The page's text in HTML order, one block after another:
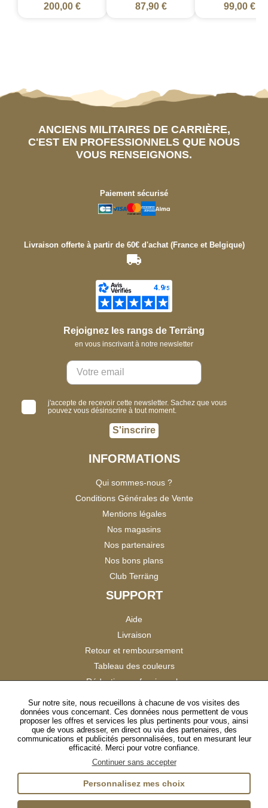
200,00 € 87,90 € 99,00 €
ANCIENS MILITAIRES DE CARRIÈRE,
C'EST EN PROFESSIONNELS QUE NOUS
VOUS RENSEIGNONS.
Paiement sécurisé
Livraison offerte à partir de 60€ d'achat (France et Belgique)
Rejoignez les rangs de Terräng
en vous inscrivant à notre newsletter
j'accepte de recevoir cette newsletter. Sachez que vous
pouvez vous désinscrire à tout moment.
S'inscrire
INFORMATIONS
Qui sommes-nous ?
Conditions Générales de Vente
Mentions légales
Nos magasins
Nos partenaires
Nos bons plans
Club Terräng
SUPPORT
Aide
Livraison
Retour et remboursement
Tableau des couleurs
Réduction professionnels
Satisfaction Clients
SUIVEZ-NOUS
InstagramTikTokFacebookYouTubeLinkedIn
Sur notre site, nous recueillons à chacune de vos visites des
données vous concernant. Ces données nous permettent de vous
proposer les offres et services les plus pertinents pour vous, ainsi
que de vous adresser, en direct ou via des partenaires, des
communications et publicités personnalisées, tout en mesurant leur
efficacité. Merci pour votre confiance.
Continuer sans accepter
Personnalisez mes choix